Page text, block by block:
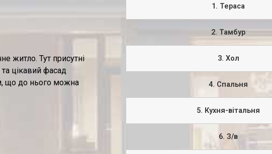
житло. Тут присутні
цікавий фасад
що до нього можна
1. Тераса
2. Тамбур
3. Хол
4. Спальня
5. Кухня-вітальня
6. З/в